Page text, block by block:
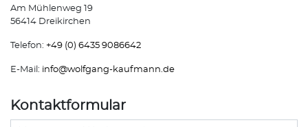
Am Mühlenweg 19
56414 Dreikirchen
Telefon: +49 (0) 6435 9086642
E-Mail: info@wolfgang-kaufmann.de
Kontaktformular